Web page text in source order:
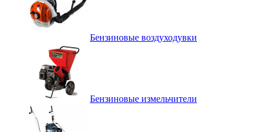
Бензиновые воздуходувки
Бензиновые измельчители